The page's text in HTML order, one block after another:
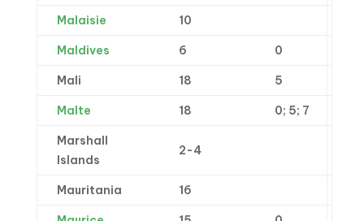
Malaisie 10
Maldives 6 0
Mali 18 5
Malte 18 0; 5; 7
Marshall
Islands
2-4
Mauritania 16